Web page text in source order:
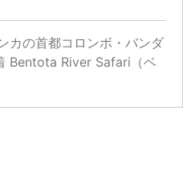
カの首都コロンボ・バンダ
Bentota River Safari（ベ